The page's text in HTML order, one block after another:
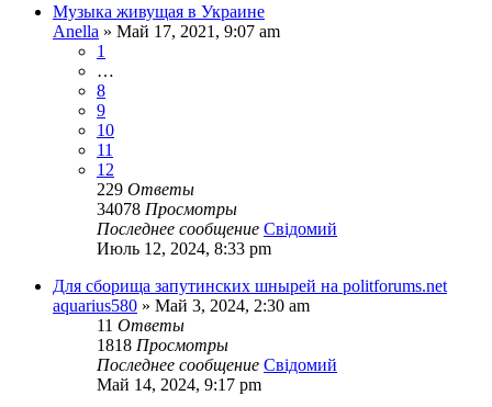
Музыка живущая в Украине
Anella » Май 17, 2021, 9:07 am
1
…
8
9
10
11
12
229 Ответы
34078 Просмотры
Последнее сообщение Свідомий
Июль 12, 2024, 8:33 pm
Для сборища запутинских шнырей на politforums.net
aquarius580 » Май 3, 2024, 2:30 am
11 Ответы
1818 Просмотры
Последнее сообщение Свідомий
Май 14, 2024, 9:17 pm